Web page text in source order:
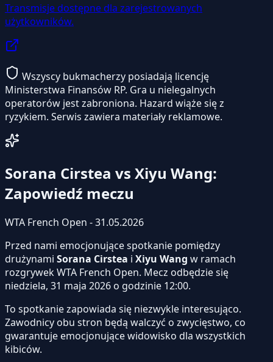
Transmisje dostępne dla zarejestrowanych
użytkowników.
Wszyscy bukmacherzy posiadają licencję
Ministerstwa Finansów RP. Gra u nielegalnych
operatorów jest zabroniona. Hazard wiąże się z
ryzykiem. Serwis zawiera materiały reklamowe.
Sorana Cirstea vs Xiyu Wang:
Zapowiedź meczu
WTA French Open - 31.05.2026
Przed nami emocjonujące spotkanie pomiędzy
drużynami Sorana Cirstea i Xiyu Wang w ramach
rozgrywek WTA French Open. Mecz odbędzie się
niedziela, 31 maja 2026 o godzinie 12:00.
To spotkanie zapowiada się niezwykle interesująco.
Zawodnicy obu stron będą walczyć o zwycięstwo, co
gwarantuje emocjonujące widowisko dla wszystkich
kibiców.